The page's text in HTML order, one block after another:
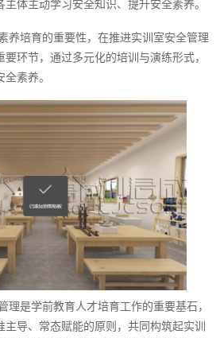
体主动学习安全知识、提升安全素养。
养培育的重要性，在推进实训室安全管理
环节，通过多元化的培训与演练形式，
素养。
理是学前教育人才培育工作的重要基石，
导、常态赋能的原则，共同构筑起实训